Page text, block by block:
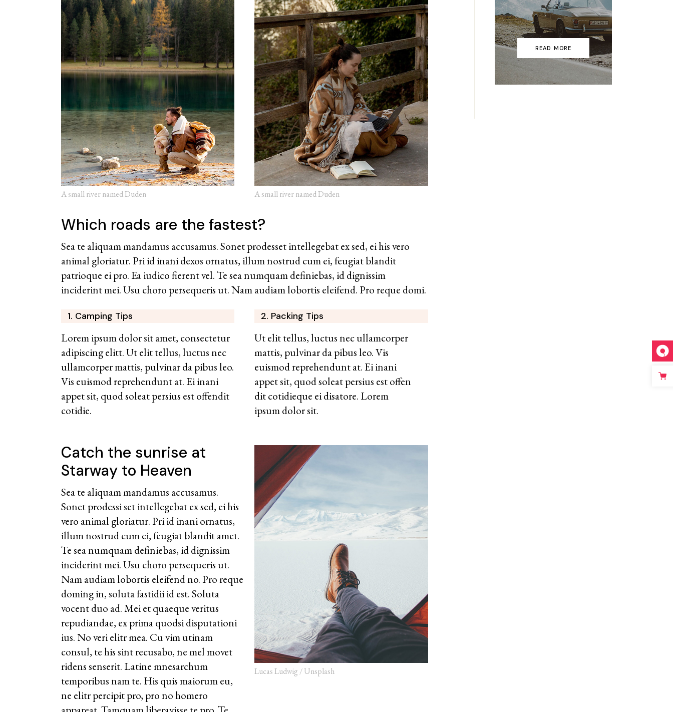
A small river named Duden A small river named Duden
Which roads are the fastest?
Sea te aliquam mandamus accusamus. Sonet prodesset intellegebat ex sed, ei his vero
animal gloriatur. Pri id inani dexos ornatus, illum nostrud cum ei, feugiat blandit
patrioque ei pro. Ea iudico fierent vel. Te sea numquam definiebas, id dignissim
inciderint mei. Usu choro persequeris ut. Nam audiam lobortis eleifend. Pro reque domi.
1. Camping Tips
Lorem ipsum dolor sit amet, consectetur
adipiscing elitt. Ut elit tellus, luctus nec
ullamcorper mattis, pulvinar da pibus leo.
Vis euismod reprehendunt at. Ei inani
appet sit, quod soleat persius est offendit
cotidie.
2. Packing Tips
Ut elit tellus, luctus nec ullamcorper
mattis, pulvinar da pibus leo. Vis
euismod reprehendunt at. Ei inani
appet sit, quod soleat persius est offen
dit cotidieque ei disatore. Lorem
ipsum dolor sit.
Catch the sunrise at
Starway to Heaven
Sea te aliquam mandamus accusamus.
Sonet prodessi set intellegebat ex sed, ei his
vero animal gloriatur. Pri id inani ornatus,
illum nostrud cum ei, feugiat blandit amet.
Te sea numquam definiebas, id dignissim
inciderint mei. Usu choro persequeris ut.
Nam audiam lobortis eleifend no. Pro reque
doming in, soluta fastidii id est. Soluta
vocent duo ad. Mei et quaeque veritus
repudiandae, ex prima quodsi disputationi
ius. No veri elitr mea. Cu vim utinam
consul, te his sint recusabo, ne mel movet
ridens senserit. Latine mnesarchum
temporibus nam te. His quis maiorum eu,
ne elitr percipit pro, pro no homero
Lucas Ludwig / Unsplash
READ MORE